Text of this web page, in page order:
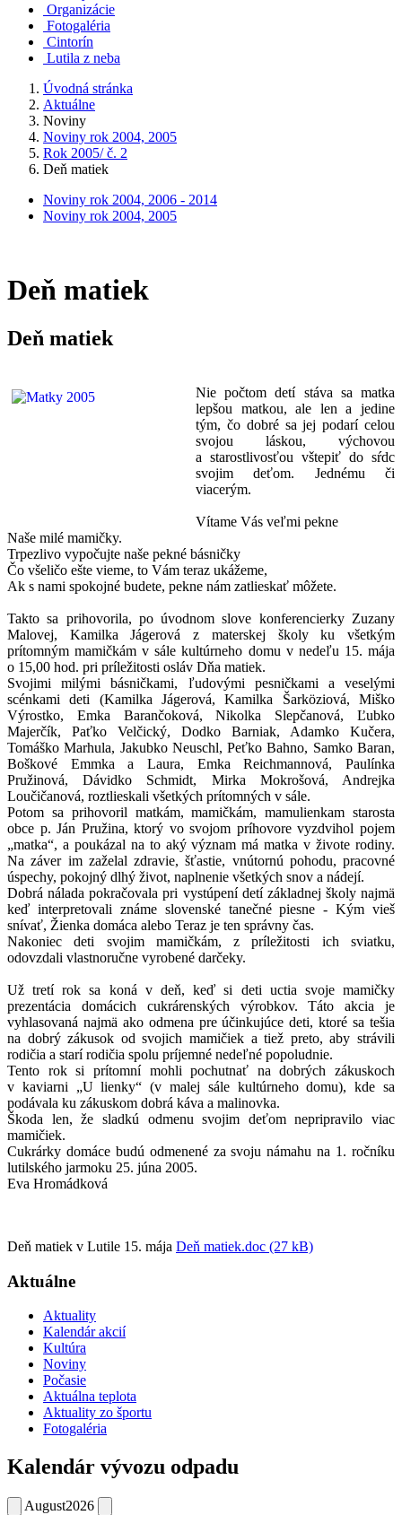
Organizácie
Fotogaléria
Cintorín
Lutila z neba
Úvodná stránka
Aktuálne
Noviny
Noviny rok 2004, 2005
Rok 2005/ č. 2
Deň matiek
Noviny rok 2004, 2006 - 2014
Noviny rok 2004, 2005
Deň matiek
Deň matiek
Nie počtom detí stáva sa matka
lepšou matkou, ale len a jedine
tým, čo dobré sa jej podarí celou
svojou láskou, výchovou
a starostlivosťou vštepiť do sŕdc
svojim deťom. Jednému či
viacerým.
Vítame Vás veľmi pekne
Naše milé mamičky.
Trpezlivo vypočujte naše pekné básničky
Čo všeličo ešte vieme, to Vám teraz ukážeme,
Ak s nami spokojné budete, pekne nám zatlieskať môžete.
Takto sa prihovorila, po úvodnom slove konferencierky Zuzany
Malovej, Kamilka Jágerová z materskej školy ku všetkým
prítomným mamičkám v sále kultúrneho domu v nedeľu 15. mája
o 15,00 hod. pri príležitosti osláv Dňa matiek.
Svojimi milými básničkami, ľudovými pesničkami a veselými
scénkami deti (Kamilka Jágerová, Kamilka Šarköziová, Miško
Výrostko, Emka Barančoková, Nikolka Slepčanová, Ľubko
Majerčík, Paťko Velčický, Dodko Barniak, Adamko Kučera,
Tomáško Marhula, Jakubko Neuschl, Peťko Bahno, Samko Baran,
Boškové Emmka a Laura, Emka Reichmannová, Paulínka
Pružinová, Dávidko Schmidt, Mirka Mokrošová, Andrejka
Loučičanová, roztlieskali všetkých prítomných v sále.
Potom sa prihovoril matkám, mamičkám, mamulienkam starosta
obce p. Ján Pružina, ktorý vo svojom príhovore vyzdvihol pojem
„matka“, a poukázal na to aký význam má matka v živote rodiny.
Na záver im zaželal zdravie, šťastie, vnútornú pohodu, pracovné
úspechy, pokojný dlhý život, naplnenie všetkých snov a nádejí.
Dobrá nálada pokračovala pri vystúpení detí základnej školy najmä
keď interpretovali známe slovenské tanečné piesne - Kým vieš
snívať, Žienka domáca alebo Teraz je ten správny čas.
Nakoniec deti svojim mamičkám, z príležitosti ich sviatku,
odovzdali vlastnoručne vyrobené darčeky.
Už tretí rok sa koná v deň, keď si deti uctia svoje mamičky
prezentácia domácich cukrárenských výrobkov. Táto akcia je
vyhlasovaná najmä ako odmena pre účinkujúce deti, ktoré sa tešia
na dobrý zákusok od svojich mamičiek a tiež preto, aby strávili
rodičia a starí rodičia spolu príjemné nedeľné popoludnie.
Tento rok si prítomní mohli pochutnať na dobrých zákuskoch
v kaviarni „U lienky“ (v malej sále kultúrneho domu), kde sa
podávala ku zákuskom dobrá káva a malinovka.
Škoda len, že sladkú odmenu svojim deťom nepripravilo viac
mamičiek.
Cukrárky domáce budú odmenené za svoju námahu na 1. ročníku
lutilského jarmoku 25. júna 2005.
Eva Hromádková
Deň matiek v Lutile 15. mája Deň matiek.doc (27 kB)
Aktuálne
Aktuality
Kalendár akcií
Kultúra
Noviny
Počasie
Aktuálna teplota
Aktuality zo športu
Fotogaléria
Kalendár vývozu odpadu
August2026